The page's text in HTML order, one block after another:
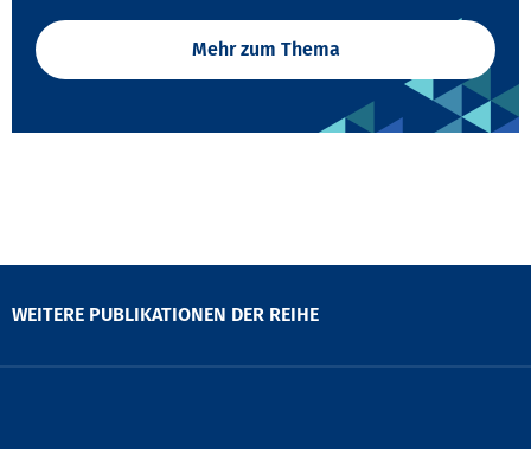
Mehr zum Thema
WEITERE PUBLIKATIONEN DER REIHE